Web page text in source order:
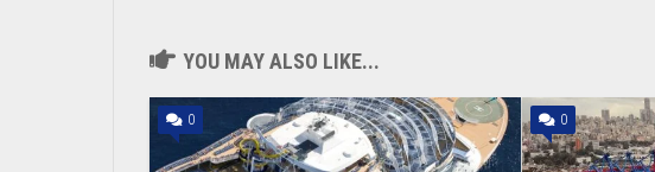
YOU MAY ALSO LIKE...
0 0